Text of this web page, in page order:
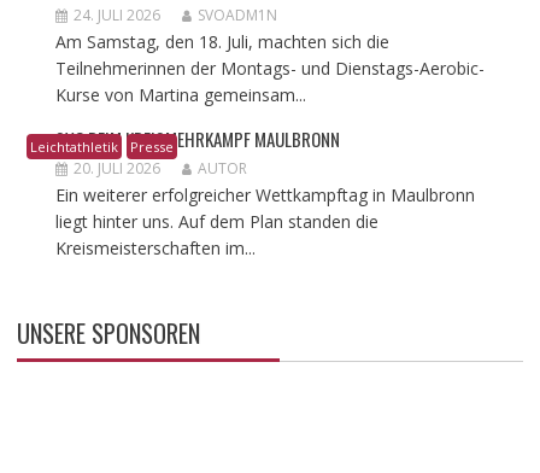
24. JULI 2026 SVOADM1N
Am Samstag, den 18. Juli, machten sich die
Teilnehmerinnen der Montags- und Dienstags-Aerobic-
Kurse von Martina gemeinsam...
Leichtathletik Presse
SVO BEIM KREISMEHRKAMPF MAULBRONN
20. JULI 2026 AUTOR
Ein weiterer erfolgreicher Wettkampftag in Maulbronn
liegt hinter uns. Auf dem Plan standen die
Kreismeisterschaften im...
UNSERE SPONSOREN